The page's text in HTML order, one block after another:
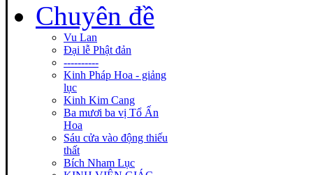
Chuyên đề
Vu Lan
Đại lễ Phật đản
----------
Kinh Pháp Hoa - giảng
lục
Kinh Kim Cang
Ba mươi ba vị Tổ Ấn
Hoa
Sáu cửa vào động thiếu
thất
Bích Nham Lục